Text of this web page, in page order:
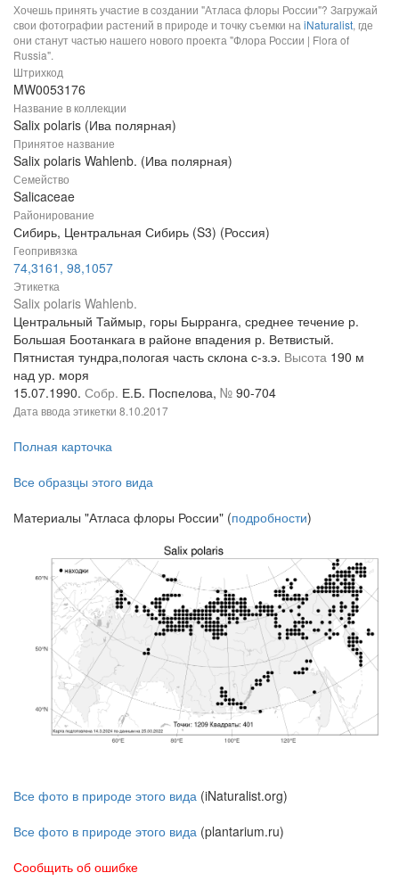
Хочешь принять участие в создании "Атласа флоры России"? Загружай
свои фотографии растений в природе и точку съемки на iNaturalist, где
они станут частью нашего нового проекта "Флора России | Flora of
Russia".
Штрихкод
MW0053176
Название в коллекции
Salix polaris (Ива полярная)
Принятое название
Salix polaris Wahlenb. (Ива полярная)
Семейство
Salicaceae
Районирование
Сибирь, Центральная Сибирь (S3) (Россия)
Геопривязка
74,3161, 98,1057
Этикетка
Salix polaris Wahlenb.
Центральный Таймыр, горы Бырранга, среднее течение р.
Большая Боотанкага в районе впадения р. Ветвистый.
Пятнистая тундра,пологая часть склона с-з.э. Высота 190 м
над ур. моря
15.07.1990. Собр. Е.Б. Поспелова, № 90-704
Дата ввода этикетки 8.10.2017
Полная карточка
Все образцы этого вида
Материалы "Атласа флоры России" (подробности)
Все фото в природе этого вида (iNaturalist.org)
Все фото в природе этого вида (plantarium.ru)
Сообщить об ошибке